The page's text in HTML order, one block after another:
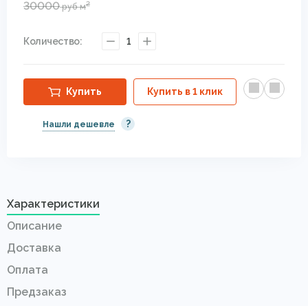
30000рубм2
Количество: 1
Купить Купить в 1 клик
Нашли дешевле ?
Характеристики
Описание
Доставка
Оплата
Предзаказ